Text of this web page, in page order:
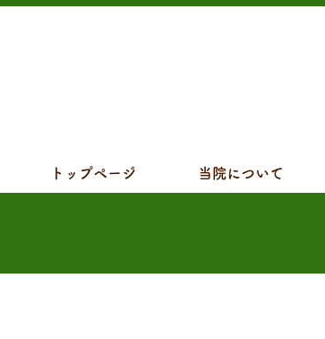
トップページ 当院について